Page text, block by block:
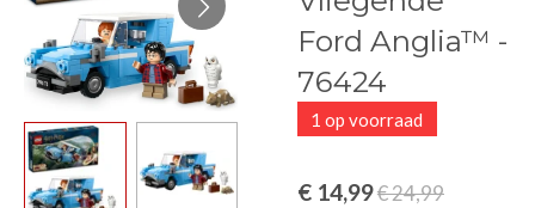
Ford Anglia™ -
76424
1 op voorraad
€ 14,99€ 24,99